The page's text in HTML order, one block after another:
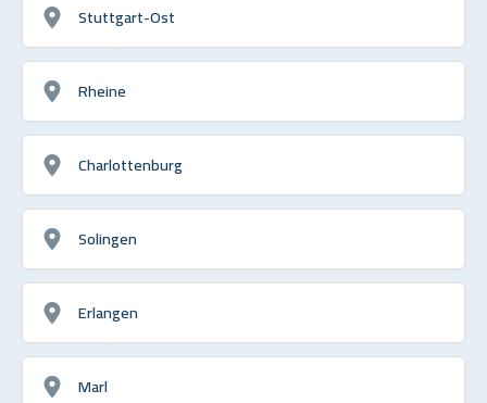
Stuttgart-Ost
Rheine
Charlottenburg
Solingen
Erlangen
Marl